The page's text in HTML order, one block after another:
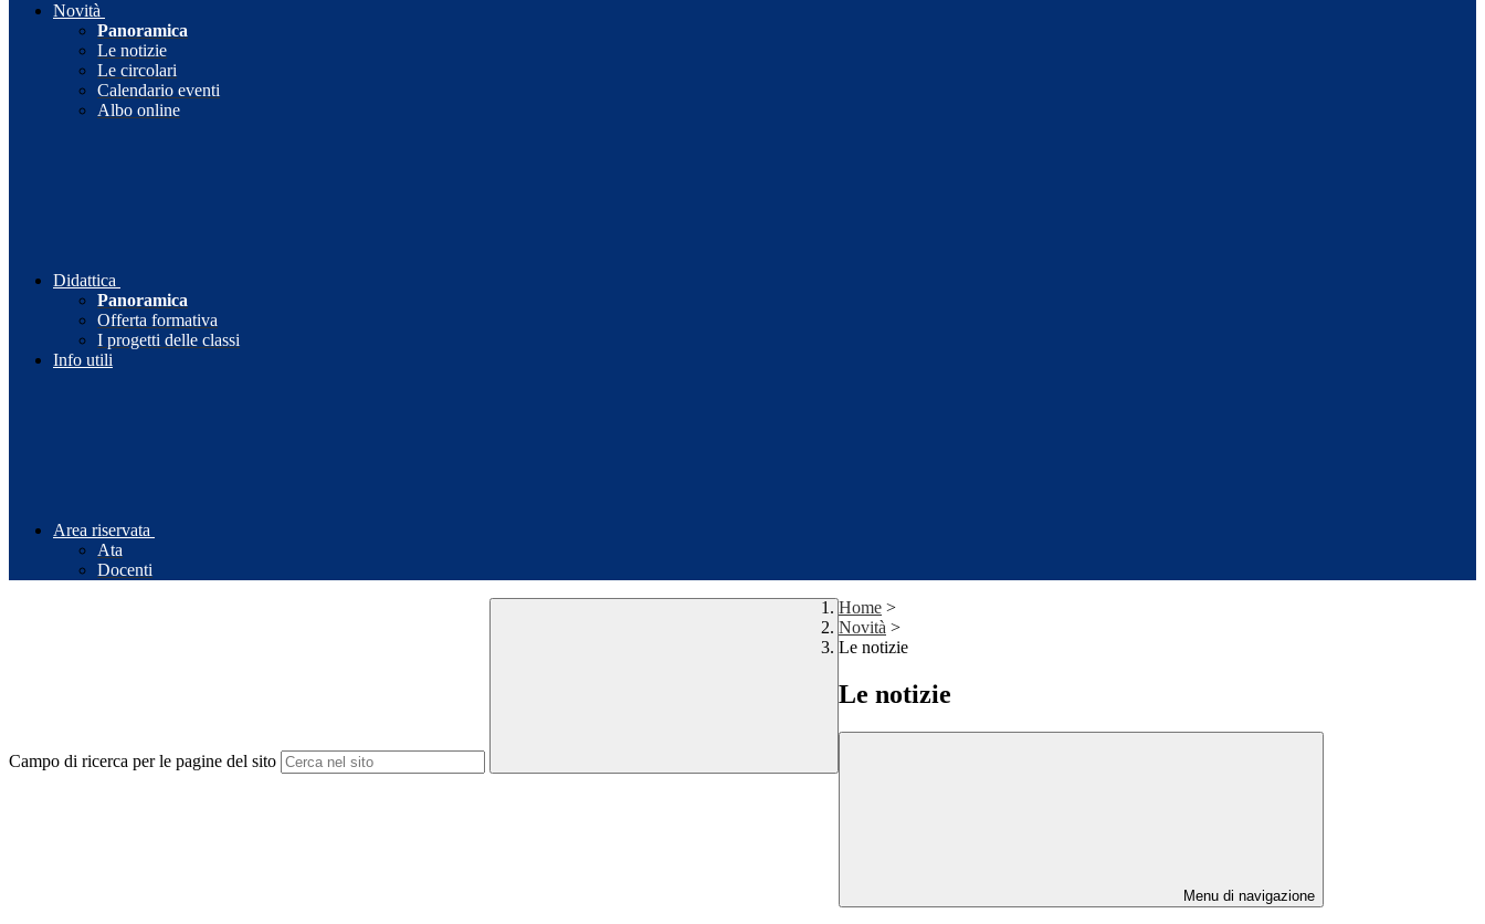
Novità
Panoramica
Le notizie
Le circolari
Calendario eventi
Albo online
Didattica
Panoramica
Offerta formativa
I progetti delle classi
Info utili
Area riservata
Ata
Docenti
Campo di ricerca per le pagine del sito
Home >
Novità >
Le notizie
Le notizie
Menu di navigazione